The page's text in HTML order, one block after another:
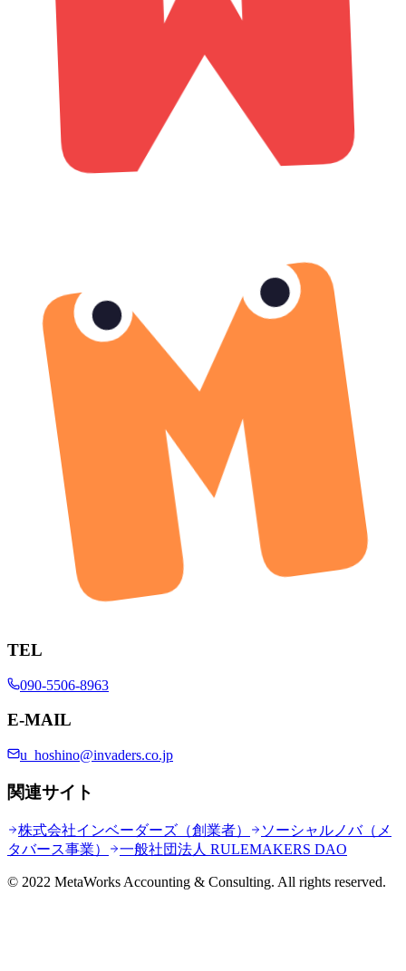
TEL
090-5506-8963
E-MAIL
u_hoshino@invaders.co.jp
関連サイト
株式会社インベーダーズ（創業者）
ソーシャルノバ（メ
タバース事業）
一般社団法人 RULEMAKERS DAO
© 2022 MetaWorks Accounting & Consulting. All rights reserved.